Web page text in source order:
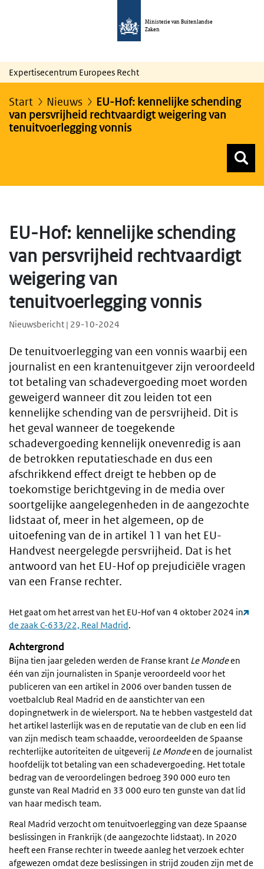
Ministerie van Buitenlandse
Zaken
Expertisecentrum Europees Recht
Start Nieuws
EU-Hof: kennelijke schending
van persvrijheid rechtvaardigt weigering van
tenuitvoerlegging vonnis
EU-Hof: kennelijke schending
van persvrijheid rechtvaardigt
weigering van
tenuitvoerlegging vonnis
Nieuwsbericht | 29-10-2024
De tenuitvoerlegging van een vonnis waarbij een
journalist en een krantenuitgever zijn veroordeeld
tot betaling van schadevergoeding moet worden
geweigerd wanneer dit zou leiden tot een
kennelijke schending van de persvrijheid. Dit is
het geval wanneer de toegekende
schadevergoeding kennelijk onevenredig is aan
de betrokken reputatieschade en dus een
afschrikkend effect dreigt te hebben op de
toekomstige berichtgeving in de media over
soortgelijke aangelegenheden in de aangezochte
lidstaat of, meer in het algemeen, op de
uitoefening van de in artikel 11 van het EU-
Handvest neergelegde persvrijheid. Dat is het
antwoord van het EU-Hof op prejudiciële vragen
van een Franse rechter.
Het gaat om het arrest van het EU-Hof van 4 oktober 2024 in
de zaak C-633/22, Real Madrid.
Achtergrond
Bijna tien jaar geleden werden de Franse krant Le Mondeen
één van zijn journalisten in Spanje veroordeeld voor het
publiceren van een artikel in 2006 over banden tussen de
voetbalclub Real Madrid en de aanstichter van een
dopingnetwerk in de wielersport. Na te hebben vastgesteld dat
het artikel lasterlijk was en de reputatie van de club en een lid
van zijn medisch team schaadde, veroordeelden de Spaanse
rechterlijke autoriteiten de uitgeverij Le Mondeen de journalist
hoofdelijk tot betaling van een schadevergoeding. Het totale
bedrag van de veroordelingen bedroeg 390 000 euro ten
gunste van Real Madrid en 33 000 euro ten gunste van dat lid
van haar medisch team.
Real Madrid verzocht om tenuitvoerlegging van deze Spaanse
beslissingen in Frankrijk (de aangezochte lidstaat). In 2020
heeft een Franse rechter in tweede aanleg het verzoek echter
afgewezen omdat deze beslissingen in strijd zouden zijn met de